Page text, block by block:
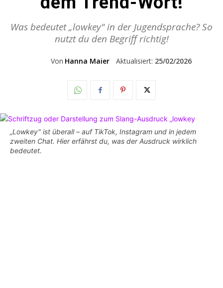
Was bedeutet „lowkey" in der Jugendsprache? So
nutzt du den Begriff richtig!
Von Hanna Maier Aktualisiert: 25/02/2026
„Lowkey" ist überall – auf TikTok, Instagram und in jedem
zweiten Chat. Hier erfährst du, was der Ausdruck wirklich
bedeutet.